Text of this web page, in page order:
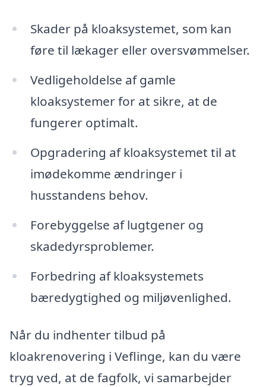
Skader på kloaksystemet, som kan
føre til lækager eller oversvømmelser.
Vedligeholdelse af gamle
kloaksystemer for at sikre, at de
fungerer optimalt.
Opgradering af kloaksystemet til at
imødekomme ændringer i
husstandens behov.
Forebyggelse af lugtgener og
skadedyrsproblemer.
Forbedring af kloaksystemets
bæredygtighed og miljøvenlighed.
Når du indhenter tilbud på
kloakrenovering i Veflinge, kan du være
tryg ved, at de fagfolk, vi samarbejder